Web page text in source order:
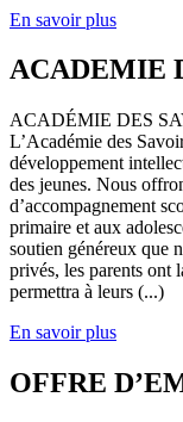
En savoir plus
ACADEMIE
ACADÉMIE DES
L’Académie des
développement
des jeunes. Nous
d’accompagnement
primaire et aux
soutien généreux que
privés, les parents ont
permettra à leurs (...)
En savoir plus
OFFRE